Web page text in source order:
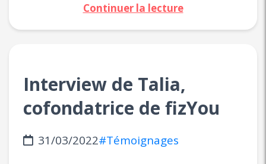
Continuer la lecture
Interview de Talia,
cofondatrice de fizYou
31/03/2022#Témoignages